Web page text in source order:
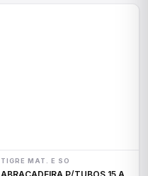
TIGRE MAT. E SO